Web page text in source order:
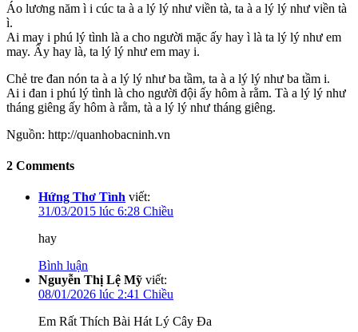
Áo lương năm ì i cúc ta à a lý lý như viền tà, ta à a lý lý như viền tà
ì.
Ai may i phú lý tình là a cho người mặc ấy hay ì là ta lý lý như em
may. Ấy hay là, ta lý lý như em may i.
Chẻ tre đan nón ta à a lý lý như ba tầm, ta à a lý lý như ba tầm i.
Ai i đan i phú lý tình là cho người đội ấy hôm à rằm. Tà a lý lý như
tháng giêng ấy hôm à rằm, tà a lý lý như tháng giêng.
Nguồn: http://quanhobacninh.vn
2 Comments
Hứng Thơ Tình viết:
31/03/2015 lúc 6:28 Chiều
hay
Bình luận
Nguyễn Thị Lệ Mỹ viết:
08/01/2026 lúc 2:41 Chiều
Em Rất Thích Bài Hát Lý Cây Đa